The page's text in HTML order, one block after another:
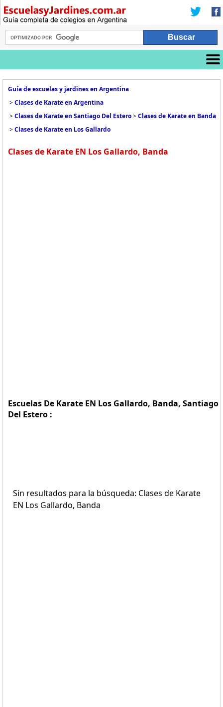
Guía de escuelas y jardines en Argentina
>Clases de Karate en Argentina
>Clases de Karate en Santiago Del Estero>Clases de Karate en Banda
>Clases de Karate en Los Gallardo
Clases de Karate EN Los Gallardo, Banda
Escuelas De Karate EN Los Gallardo, Banda, Santiago
Del Estero :
Sin resultados para la búsqueda: Clases de Karate
EN Los Gallardo, Banda